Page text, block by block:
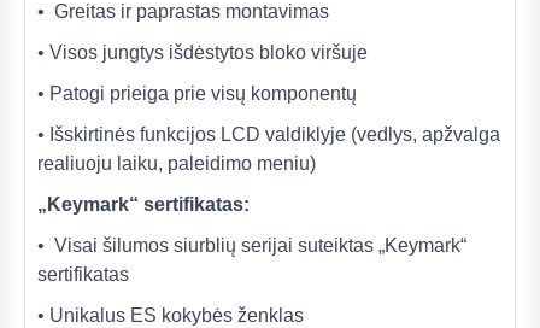
• Greitas ir paprastas montavimas
• Visos jungtys išdėstytos bloko viršuje
• Patogi prieiga prie visų komponentų
• Išskirtinės funkcijos LCD valdiklyje (vedlys, apžvalga
realiuoju laiku, paleidimo meniu)
„Keymark“ sertifikatas:
• Visai šilumos siurblių serijai suteiktas „Keymark“
sertifikatas
• Unikalus ES kokybės ženklas